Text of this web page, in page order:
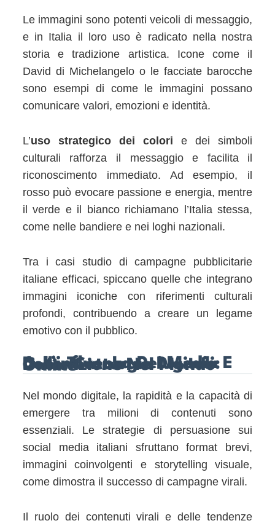
Le immagini sono potenti veicoli di messaggio,
e in Italia il loro uso è radicato nella nostra
storia e tradizione artistica. Icone come il
David di Michelangelo o le facciate barocche
sono esempi di come le immagini possano
comunicare valori, emozioni e identità.
L’uso strategico dei colori e dei simboli
culturali rafforza il messaggio e facilita il
riconoscimento immediato. Ad esempio, il
rosso può evocare passione e energia, mentre
il verde e il bianco richiamano l’Italia stessa,
come nelle bandiere e nei loghi nazionali.
Tra i casi studio di campagne pubblicitarie
italiane efficaci, spiccano quelle che integrano
immagini iconiche con riferimenti culturali
profondi, contribuendo a creare un legame
emotivo con il pubblico.
6. L’influenza Dei Media E Delle Tecnologie Digitali: Come Catturare L’attenzione Nel Mondo Online
Nel mondo digitale, la rapidità e la capacità di
emergere tra milioni di contenuti sono
essenziali. Le strategie di persuasione sui
social media italiani sfruttano format brevi,
immagini coinvolgenti e storytelling visuale,
come dimostra il successo di campagne virali.
Il ruolo dei contenuti virali e delle tendenze